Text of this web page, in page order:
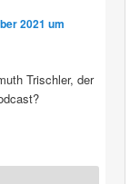
2021 um
Trischler, der